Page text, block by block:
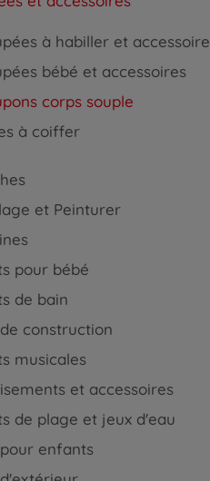
à habiller et
bébé et accessoires
corps souple
à coiffer
et Peinturer
pour bébé
de bain
construction
musicales
et accessoires
de plage et jeux d'eau
enfants